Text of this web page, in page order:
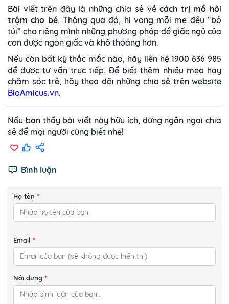
Bài viết trên đây là những chia sẻ vềcách trị mồ hôi
trộm cho bé. Thông qua đó, hi vọng mỗi mẹ đều “bỏ
túi” cho riêng mình những phương pháp để giấc ngủ của
con được ngon giấc và khô thoáng hơn.
Nếu còn bất kỳ thắc mắc nào, hãy liên hệ 1900 636 985
để được tư vấn trực tiếp. Để biết thêm nhiều mẹo hay
chăm sóc trẻ, hãy theo dõi những chia sẻ trên website
BioAmicus.vn.
Nếu bạn thấy bài viết này hữu ích, đừng ngần ngại chia
sẻ để mọi người cùng biết nhé!
Bình luận
Họ tên *
Email *
Nội dung *